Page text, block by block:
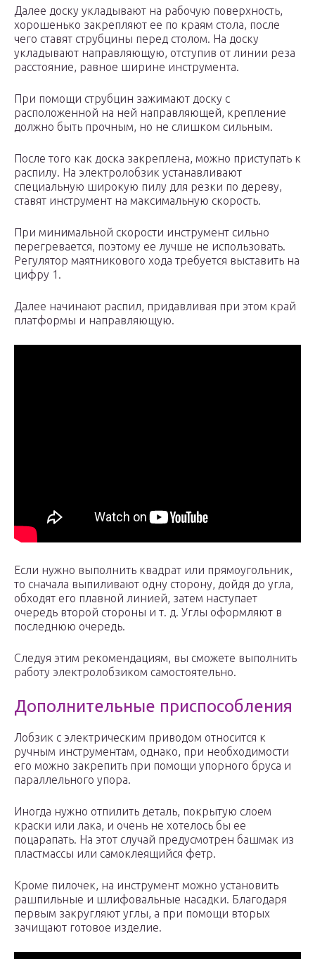
Далее доску укладывают на рабочую поверхность,
хорошенько закрепляют ее по краям стола, после
чего ставят струбцины перед столом. На доску
укладывают направляющую, отступив от линии реза
расстояние, равное ширине инструмента.
При помощи струбцин зажимают доску с
расположенной на ней направляющей, крепление
должно быть прочным, но не слишком сильным.
После того как доска закреплена, можно приступать к
распилу. На электролобзик устанавливают
специальную широкую пилу для резки по дереву,
ставят инструмент на максимальную скорость.
При минимальной скорости инструмент сильно
перегревается, поэтому ее лучше не использовать.
Регулятор маятникового хода требуется выставить на
цифру 1.
Далее начинают распил, придавливая при этом край
платформы и направляющую.
Если нужно выполнить квадрат или прямоугольник,
то сначала выпиливают одну сторону, дойдя до угла,
обходят его плавной линией, затем наступает
очередь второй стороны и т. д. Углы оформляют в
последнюю очередь.
Следуя этим рекомендациям, вы сможете выполнить
работу электролобзиком самостоятельно.
Дополнительные приспособления
Лобзик с электрическим приводом относится к
ручным инструментам, однако, при необходимости
его можно закрепить при помощи упорного бруса и
параллельного упора.
Иногда нужно отпилить деталь, покрытую слоем
краски или лака, и очень не хотелось бы ее
поцарапать. На этот случай предусмотрен башмак из
пластмассы или самоклеящийся фетр.
Кроме пилочек, на инструмент можно установить
рашпильные и шлифовальные насадки. Благодаря
первым закругляют углы, а при помощи вторых
зачищают готовое изделие.